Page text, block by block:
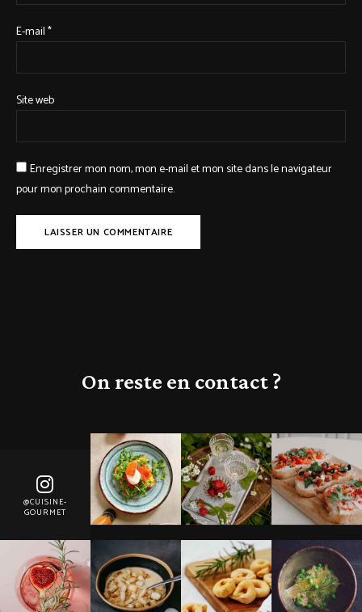
E-mail*
Site web
Enregistrer mon nom, mon e-mail et mon site dans le navigateur
pour mon prochain commentaire.
On reste en contact ?
@CUISINE-
GOURMET